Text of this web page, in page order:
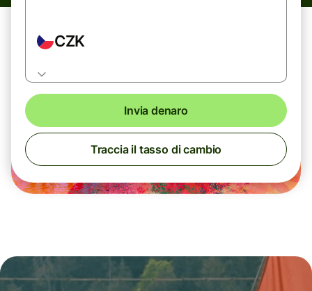
CZK
Invia denaro
Traccia il tasso di cambio